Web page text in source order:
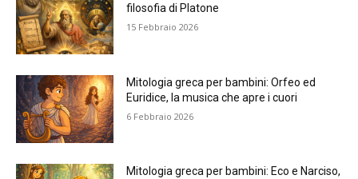
filosofia di Platone
15 Febbraio 2026
Mitologia greca per bambini: Orfeo ed
Euridice, la musica che apre i cuori
6 Febbraio 2026
Mitologia greca per bambini: Eco e Narciso,